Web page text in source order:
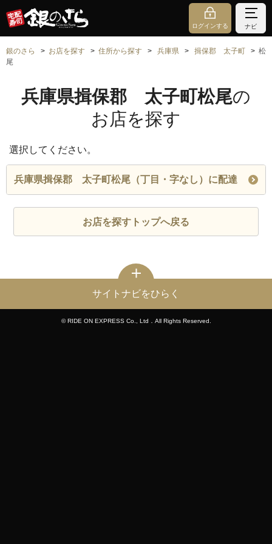
ログインする ナビ
銀のさら お店を探す 住所から探す 兵庫県 揖保郡 太子町
松
尾
兵庫県揖保郡 太子町松尾の
お店を探す
選択してください。
兵庫県揖保郡 太子町松尾（丁目・字なし）に配達
お店を探すトップへ戻る
サイトナビをひらく
© RIDE ON EXPRESS Co., Ltd．All Rights Reserved.